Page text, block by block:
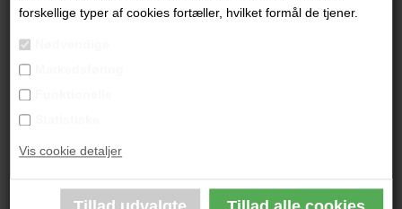
forskellige typer af cookies fortæller, hvilket formål de tjener.
Vis cookie detaljer